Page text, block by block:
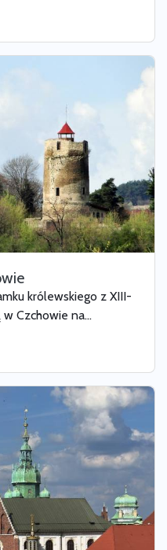
królewskiego z XIII-
Czchowie na...